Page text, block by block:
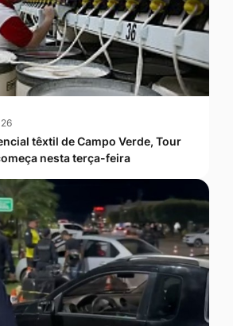
têxtil de Campo Verde, Tour
nesta terça-feira